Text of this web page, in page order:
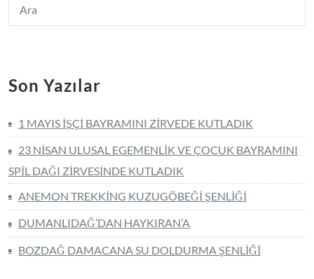
Son Yazılar
1 MAYIS İŞÇİ BAYRAMINI ZİRVEDE KUTLADIK
23 NİSAN ULUSAL EGEMENLİK VE ÇOCUK BAYRAMINI
SPİL DAĞI ZİRVESİNDE KUTLADIK
ANEMON TREKKİNG KUZUGÖBEĞİ ŞENLİĞİ
DUMANLIDAĞ’DAN HAYKIRAN’A
BOZDAĞ DAMACANA SU DOLDURMA ŞENLİĞİ